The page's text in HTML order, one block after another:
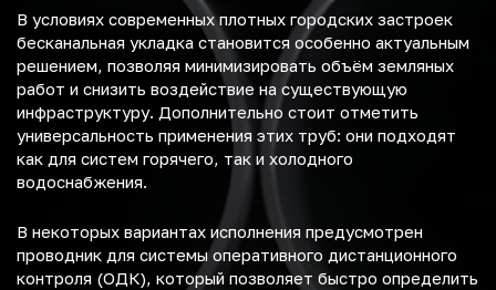
В условиях современных плотных городских застроек
бесканальная укладка становится особенно актуальным
решением, позволяя минимизировать объём земляных
работ и снизить воздействие на существующую
инфраструктуру. Дополнительно стоит отметить
универсальность применения этих труб: они подходят
как для систем горячего, так и холодного
водоснабжения.
В некоторых вариантах исполнения предусмотрен
проводник для системы оперативного дистанционного
контроля (ОДК), который позволяет быстро определить